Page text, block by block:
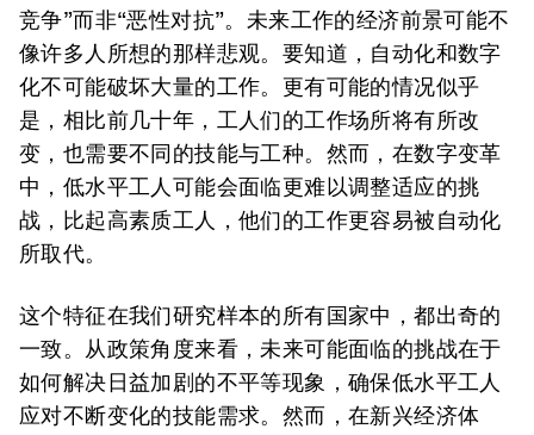
竞争”而非“恶性对抗”。未来工作的经济前景可能不
像许多人所想的那样悲观。要知道，自动化和数字
化不可能破坏大量的工作。更有可能的情况似乎
是，相比前几十年，工人们的工作场所将有所改
变，也需要不同的技能与工种。然而，在数字变革
中，低水平工人可能会面临更难以调整适应的挑
战，比起高素质工人，他们的工作更容易被自动化
所取代。
这个特征在我们研究样本的所有国家中，都出奇的
一致。从政策角度来看，未来可能面临的挑战在于
如何解决日益加剧的不平等现象，确保低水平工人
应对不断变化的技能需求。然而，在新兴经济体